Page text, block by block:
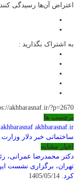
اعتراض آن‌ها رسیدگی کنند.
به اشتراک بگذارید :
akhbarasnaf.ir/?p=2670
برچسب ها
akhbarasnaf akhbarasnaf.ir
ساختماتی خبر دلار وزارت
اخبار مشابه
دکتر محمدرضا عمرانی،
تهران، برگزاری نشست
کرد.